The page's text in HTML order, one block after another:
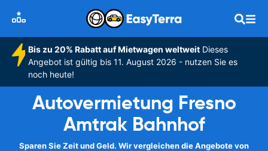
Bis zu 20% Rabatt auf Mietwagen weltweitDieses
Angebot ist gültig bis 11. August 2026 - nutzen Sie es
noch heute!
Autovermietung Fresno
Amtrak Bahnhof
Sparen Sie Zeit und Geld. Wir vergleichen die Angebote von